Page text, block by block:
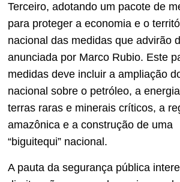
Terceiro, adotando um pacote de
para proteger a economia e o
nacional das medidas que advirão
anunciada por Marco Rubio. Este
medidas deve incluir a ampliação
nacional sobre o petróleo, a
terras raras e minerais críticos, a
amazônica e a construção de uma
“biguitequi” nacional.
A pauta da segurança pública